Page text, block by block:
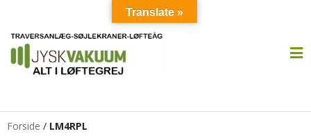
Forside / LM4RPL
Translate »